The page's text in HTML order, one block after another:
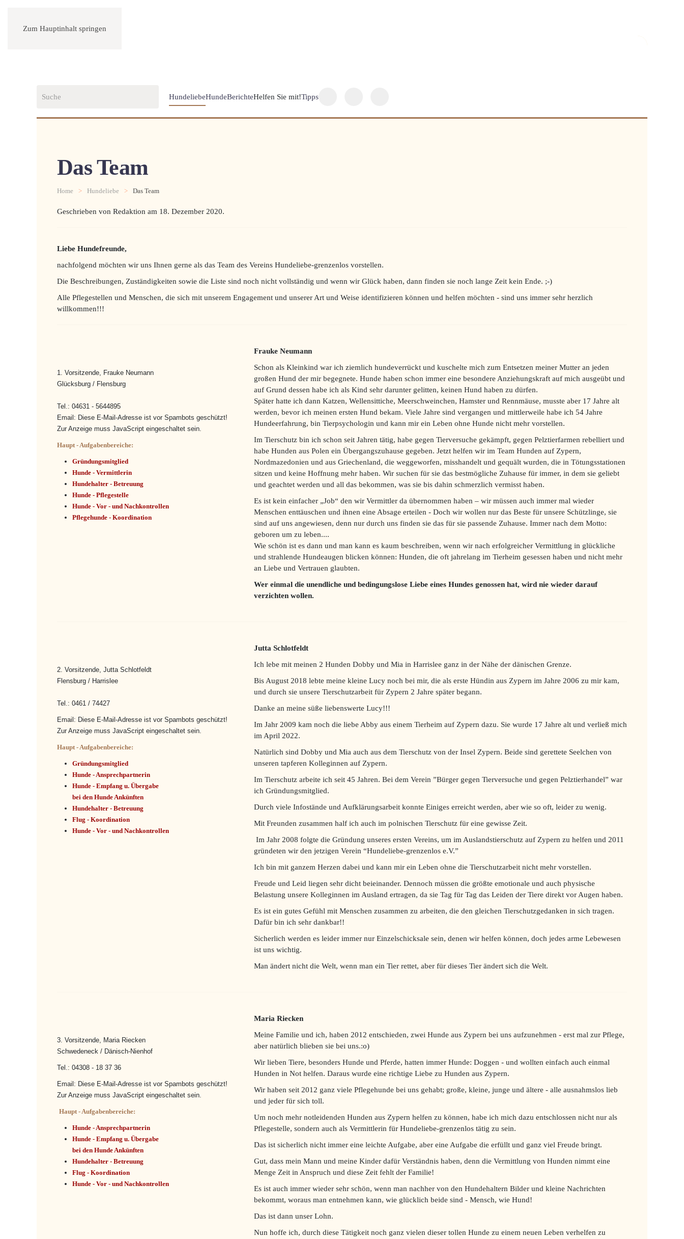
Zum Hauptinhalt springen
HundeliebeHundeBerichteHelfen Sie mit!Tipps
Das Team
Home Hundeliebe Das Team
Geschrieben von Redaktion am 18. Dezember 2020.
Liebe Hundefreunde,
nachfolgend möchten wir uns Ihnen gerne als das Team des Vereins Hundeliebe-grenzenlos vorstellen.
Die Beschreibungen, Zuständigkeiten sowie die Liste sind noch nicht vollständig und wenn wir Glück haben, dann finden sie noch lange Zeit kein Ende. ;-)
Alle Pflegestellen und Menschen, die sich mit unserem Engagement und unserer Art und Weise identifizieren können und helfen möchten - sind uns immer sehr herzlich
willkommen!!!
1. Vorsitzende, Frauke Neumann
Glücksburg / Flensburg
Tel.: 04631 - 5644895
Email: Diese E-Mail-Adresse ist vor Spambots geschützt!
Zur Anzeige muss JavaScript eingeschaltet sein.
Haupt - Aufgabenbereiche:
Gründungsmitglied
Hunde - Vermittlerin
Hundehalter - Betreuung
Hunde - Pflegestelle
Hunde - Vor - und Nachkontrollen
Pflegehunde - Koordination
Frauke Neumann
Schon als Kleinkind war ich ziemlich hundeverrückt und kuschelte mich zum Entsetzen meiner Mutter an jeden
großen Hund der mir begegnete. Hunde haben schon immer eine besondere Anziehungskraft auf mich ausgeübt und
auf Grund dessen habe ich als Kind sehr darunter gelitten, keinen Hund haben zu dürfen.
Später hatte ich dann Katzen, Wellensittiche, Meerschweinchen, Hamster und Rennmäuse, musste aber 17 Jahre alt
werden, bevor ich meinen ersten Hund bekam. Viele Jahre sind vergangen und mittlerweile habe ich 54 Jahre
Hundeerfahrung, bin Tierpsychologin und kann mir ein Leben ohne Hunde nicht mehr vorstellen.
Im Tierschutz bin ich schon seit Jahren tätig, habe gegen Tierversuche gekämpft, gegen Pelztierfarmen rebelliert und
habe Hunden aus Polen ein Übergangszuhause gegeben. Jetzt helfen wir im Team Hunden auf Zypern,
Nordmazedonien und aus Griechenland, die weggeworfen, misshandelt und gequält wurden, die in Tötungsstationen
sitzen und keine Hoffnung mehr haben. Wir suchen für sie das bestmögliche Zuhause für immer, in dem sie geliebt
und geachtet werden und all das bekommen, was sie bis dahin schmerzlich vermisst haben.
Es ist kein einfacher „Job“ den wir Vermittler da übernommen haben – wir müssen auch immer mal wieder
Menschen enttäuschen und ihnen eine Absage erteilen - Doch wir wollen nur das Beste für unsere Schützlinge, sie
sind auf uns angewiesen, denn nur durch uns finden sie das für sie passende Zuhause. Immer nach dem Motto:
geboren um zu leben....
Wie schön ist es dann und man kann es kaum beschreiben, wenn wir nach erfolgreicher Vermittlung in glückliche
und strahlende Hundeaugen blicken können: Hunden, die oft jahrelang im Tierheim gesessen haben und nicht mehr
an Liebe und Vertrauen glaubten.
Wer einmal die unendliche und bedingungslose Liebe eines Hundes genossen hat, wird nie wieder darauf
verzichten wollen.
2. Vorsitzende, Jutta Schlotfeldt
Flensburg / Harrislee
Tel.: 0461 / 74427
Email: Diese E-Mail-Adresse ist vor Spambots geschützt!
Zur Anzeige muss JavaScript eingeschaltet sein.
Haupt - Aufgabenbereiche:
Gründungsmitglied
Hunde - Ansprechpartnerin
Hunde - Empfang u. Übergabe
bei den Hunde Ankünften
Hundehalter - Betreuung
Flug - Koordination
Hunde - Vor - und Nachkontrollen
Jutta Schlotfeldt
Ich lebe mit meinen 2 Hunden Dobby und Mia in Harrislee ganz in der Nähe der dänischen Grenze.
Bis August 2018 lebte meine kleine Lucy noch bei mir, die als erste Hündin aus Zypern im Jahre 2006 zu mir kam,
und durch sie unsere Tierschutzarbeit für Zypern 2 Jahre später begann.
Danke an meine süße liebenswerte Lucy!!!
Im Jahr 2009 kam noch die liebe Abby aus einem Tierheim auf Zypern dazu. Sie wurde 17 Jahre alt und verließ mich
im April 2022.
Natürlich sind Dobby und Mia auch aus dem Tierschutz von der Insel Zypern. Beide sind gerettete Seelchen von
unseren tapferen Kolleginnen auf Zypern.
Im Tierschutz arbeite ich seit 45 Jahren. Bei dem Verein ”Bürger gegen Tierversuche und gegen Pelztierhandel” war
ich Gründungsmitglied.
Durch viele Infostände und Aufklärungsarbeit konnte Einiges erreicht werden, aber wie so oft, leider zu wenig.
Mit Freunden zusammen half ich auch im polnischen Tierschutz für eine gewisse Zeit.
Im Jahr 2008 folgte die Gründung unseres ersten Vereins, um im Auslandstierschutz auf Zypern zu helfen und 2011
gründeten wir den jetzigen Verein “Hundeliebe-grenzenlos e.V.”
Ich bin mit ganzem Herzen dabei und kann mir ein Leben ohne die Tierschutzarbeit nicht mehr vorstellen.
Freude und Leid liegen sehr dicht beieinander. Dennoch müssen die größte emotionale und auch physische
Belastung unsere Kolleginnen im Ausland ertragen, da sie Tag für Tag das Leiden der Tiere direkt vor Augen haben.
Es ist ein gutes Gefühl mit Menschen zusammen zu arbeiten, die den gleichen Tierschutzgedanken in sich tragen.
Dafür bin ich sehr dankbar!!
Sicherlich werden es leider immer nur Einzelschicksale sein, denen wir helfen können, doch jedes arme Lebewesen
ist uns wichtig.
Man ändert nicht die Welt, wenn man ein Tier rettet, aber für dieses Tier ändert sich die Welt.
3. Vorsitzende, Maria Riecken
Schwedeneck / Dänisch-Nienhof
Tel.: 04308 - 18 37 36
Email: Diese E-Mail-Adresse ist vor Spambots geschützt!
Zur Anzeige muss JavaScript eingeschaltet sein.
Haupt - Aufgabenbereiche:
Hunde - Ansprechpartnerin
Hunde - Empfang u. Übergabe
bei den Hunde Ankünften
Hundehalter - Betreuung
Flug - Koordination
Hunde - Vor - und Nachkontrollen
Maria Riecken
Meine Familie und ich, haben 2012 entschieden, zwei Hunde aus Zypern bei uns aufzunehmen - erst mal zur Pflege,
aber natürlich blieben sie bei uns.:o)
Wir lieben Tiere, besonders Hunde und Pferde, hatten immer Hunde: Doggen - und wollten einfach auch einmal
Hunden in Not helfen. Daraus wurde eine richtige Liebe zu Hunden aus Zypern.
Wir haben seit 2012 ganz viele Pflegehunde bei uns gehabt; große, kleine, junge und ältere - alle ausnahmslos lieb
und jeder für sich toll.
Um noch mehr notleidenden Hunden aus Zypern helfen zu können, habe ich mich dazu entschlossen nicht nur als
Pflegestelle, sondern auch als Vermittlerin für Hundeliebe-grenzenlos tätig zu sein.
Das ist sicherlich nicht immer eine leichte Aufgabe, aber eine Aufgabe die erfüllt und ganz viel Freude bringt.
Gut, dass mein Mann und meine Kinder dafür Verständnis haben, denn die Vermittlung von Hunden nimmt eine
Menge Zeit in Anspruch und diese Zeit fehlt der Familie!
Es ist auch immer wieder sehr schön, wenn man nachher von den Hundehaltern Bilder und kleine Nachrichten
bekommt, woraus man entnehmen kann, wie glücklich beide sind - Mensch, wie Hund!
Das ist dann unser Lohn.
Nun hoffe ich, durch diese Tätigkeit noch ganz vielen dieser tollen Hunde zu einem neuen Leben verhelfen zu